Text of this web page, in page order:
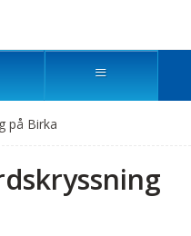
på Birka